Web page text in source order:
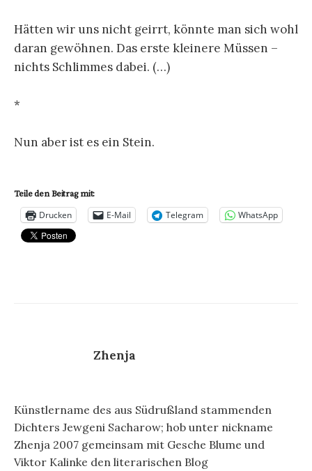
Hätten wir uns nicht geirrt, könnte man sich wohl
daran gewöhnen. Das erste kleinere Müssen –
nichts Schlimmes dabei. (…)
*
Nun aber ist es ein Stein.
Teile den Beitrag mit:
Drucken E-Mail Telegram WhatsApp
Zhenja
Künstlername des aus Südrußland stammenden
Dichters Jewgeni Sacharow; hob unter nickname
Zhenja 2007 gemeinsam mit Gesche Blume und
Viktor Kalinke den literarischen Blog